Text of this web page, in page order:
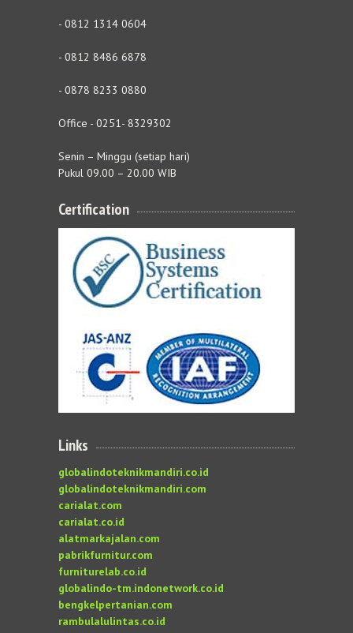
- 0812 1314 0604
- 0812 8486 6878
- 0878 8233 0880
Office - 0251- 8329302
Senin – Minggu (setiap hari)
Pukul 09.00 – 20.00 WIB
Certification
Links
globalindoteknikmandiri.co.id
globalindoteknikmandiri.com
carialat.com
carialat.co.id
alatmarkajalan.com
pabrikfurnitur.com
furniturelab.co.id
globalindo-tm.indonetwork.co.id
bengkelpertanian.com
rambulalulintas.co.id